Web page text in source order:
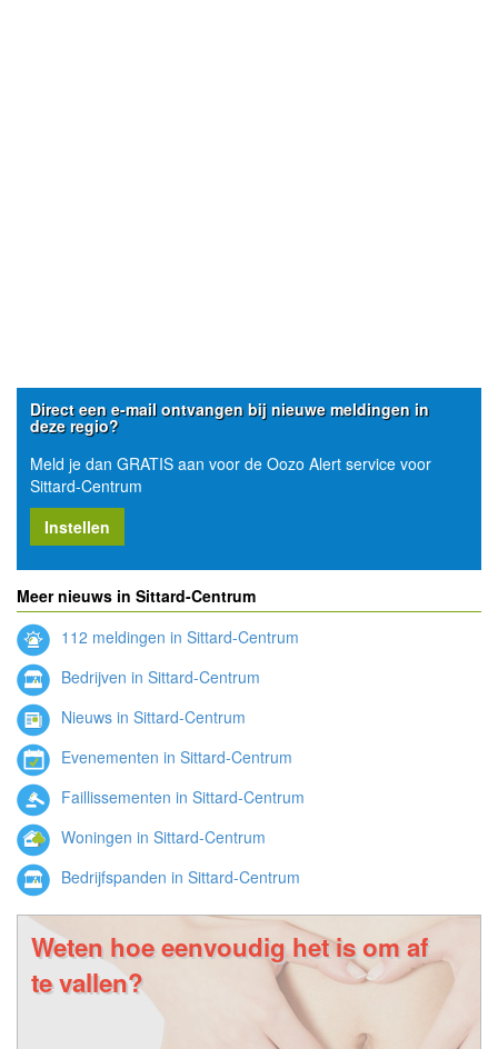
Direct een e-mail ontvangen bij nieuwe meldingen in
deze regio?
Meld je dan GRATIS aan voor de Oozo Alert service voor
Sittard-Centrum
Instellen
Meer nieuws in Sittard-Centrum
112 meldingen in Sittard-Centrum
Bedrijven in Sittard-Centrum
Nieuws in Sittard-Centrum
Evenementen in Sittard-Centrum
Faillissementen in Sittard-Centrum
Woningen in Sittard-Centrum
Bedrijfspanden in Sittard-Centrum
Weten hoe eenvoudig het is om af
te vallen?